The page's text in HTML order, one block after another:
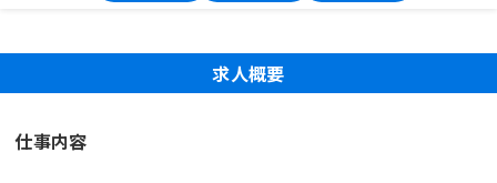
求人概要
仕事内容